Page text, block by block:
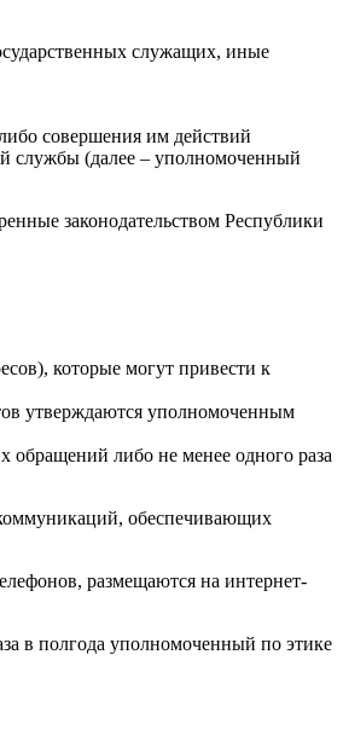
служащих, иные
совершения им действий
службы (далее – уполномоченный
законодательством Республики
которые могут привести к
утверждаются уполномоченным
либо не менее одного раза
обеспечивающих
размещаются на интернет-
в полгода уполномоченный по этике